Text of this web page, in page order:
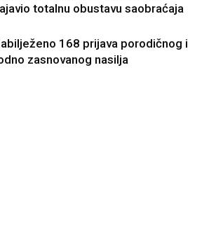
totalnu obustavu saobraćaja
168 prijava porodičnog i
zasnovanog nasilja